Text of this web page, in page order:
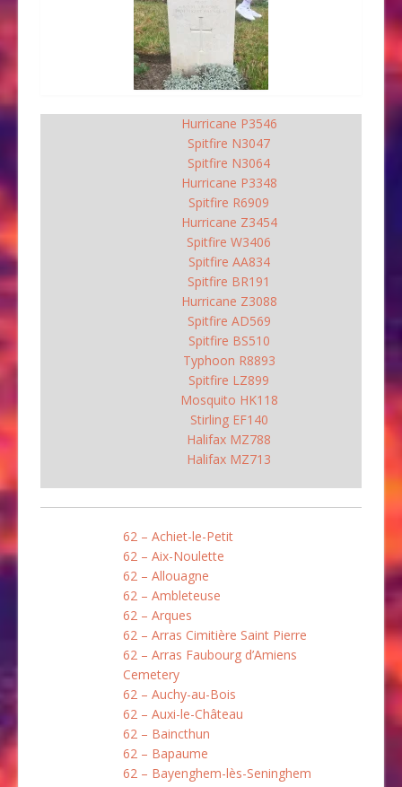
Hurricane P3546
Spitfire N3047
Spitfire N3064
Hurricane P3348
Spitfire R6909
Hurricane Z3454
Spitfire W3406
Spitfire AA834
Spitfire BR191
Hurricane Z3088
Spitfire AD569
Spitfire BS510
Typhoon R8893
Spitfire LZ899
Mosquito HK118
Stirling EF140
Halifax MZ788
Halifax MZ713
62 – Achiet-le-Petit
62 – Aix-Noulette
62 – Allouagne
62 – Ambleteuse
62 – Arques
62 – Arras Cimitière Saint Pierre
62 – Arras Faubourg d’Amiens
Cemetery
62 – Auchy-au-Bois
62 – Auxi-le-Château
62 – Baincthun
62 – Bapaume
62 – Bayenghem-lès-Seninghem